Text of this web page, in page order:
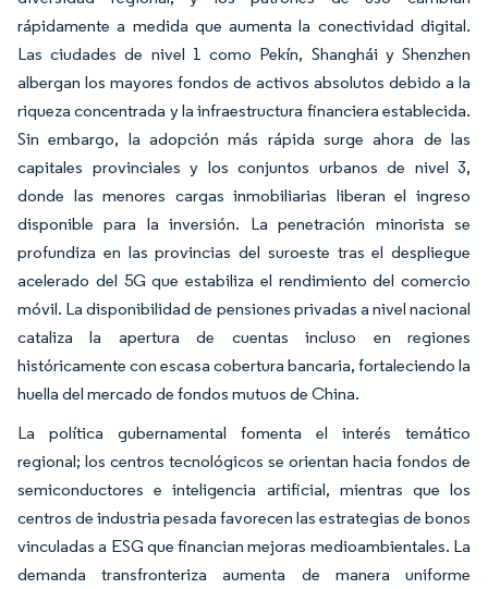
rápidamente a medida que aumenta la conectividad digital.
Las ciudades de nivel 1 como Pekín, Shanghái y Shenzhen
albergan los mayores fondos de activos absolutos debido a la
riqueza concentrada y la infraestructura financiera establecida.
Sin embargo, la adopción más rápida surge ahora de las
capitales provinciales y los conjuntos urbanos de nivel 3,
donde las menores cargas inmobiliarias liberan el ingreso
disponible para la inversión. La penetración minorista se
profundiza en las provincias del suroeste tras el despliegue
acelerado del 5G que estabiliza el rendimiento del comercio
móvil. La disponibilidad de pensiones privadas a nivel nacional
cataliza la apertura de cuentas incluso en regiones
históricamente con escasa cobertura bancaria, fortaleciendo la
huella del mercado de fondos mutuos de China.
La política gubernamental fomenta el interés temático
regional; los centros tecnológicos se orientan hacia fondos de
semiconductores e inteligencia artificial, mientras que los
centros de industria pesada favorecen las estrategias de bonos
vinculadas a ESG que financian mejoras medioambientales. La
demanda transfronteriza aumenta de manera uniforme